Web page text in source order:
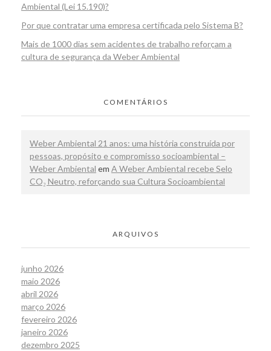
Ambiental (Lei 15.190)?
Por que contratar uma empresa certificada pelo Sistema B?
Mais de 1000 dias sem acidentes de trabalho reforçam a
cultura de segurança da Weber Ambiental
COMENTÁRIOS
Weber Ambiental 21 anos: uma história construída por
pessoas, propósito e compromisso socioambiental –
Weber Ambiental em A Weber Ambiental recebe Selo
CO₂ Neutro, reforçando sua Cultura Socioambiental
ARQUIVOS
junho 2026
maio 2026
abril 2026
março 2026
fevereiro 2026
janeiro 2026
dezembro 2025